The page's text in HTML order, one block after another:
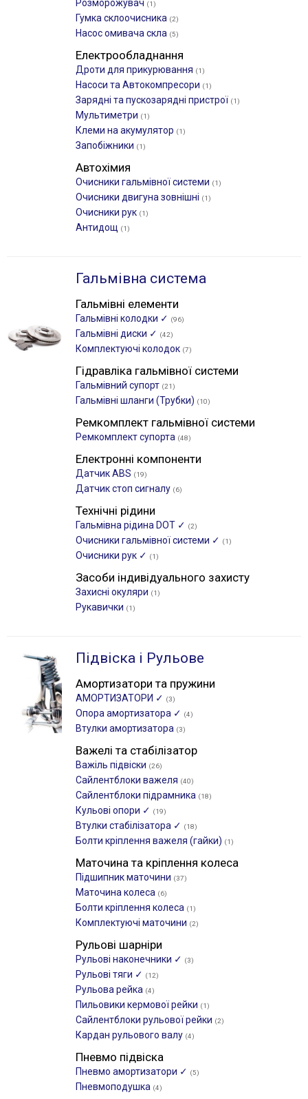
Розморожувач (1)
Гумка склоочисника (2)
Насос омивача скла (5)
Електрообладнання
Дроти для прикурювання (1)
Насоси та Автокомпресори (1)
Зарядні та пускозарядні пристрої (1)
Мультиметри (1)
Клеми на акумулятор (1)
Запобіжники (1)
Автохімия
Очисники гальмівної системи (1)
Очисники двигуна зовнішні (1)
Очисники рук (1)
Антидощ (1)
Гальмівна система
Гальмівні елементи
Гальмівні колодки ✓ (96)
Гальмівні диски ✓ (42)
Комплектуючі колодок (7)
Гідравліка гальмівної системи
Гальмівний супорт (21)
Гальмівні шланги (Трубки) (10)
Ремкомплект гальмівної системи
Ремкомплект супорта (48)
Електронні компоненти
Датчик ABS (19)
Датчик стоп сигналу (6)
Технічні рідини
Гальмівна рідина DOT ✓ (2)
Очисники гальмівної системи ✓ (1)
Очисники рук ✓ (1)
Засоби індивідуального захисту
Захисні окуляри (1)
Рукавички (1)
Підвіска і Рульове
Амортизатори та пружини
АМОРТИЗАТОРИ ✓ (3)
Опора амортизатора ✓ (4)
Втулки амортизатора (3)
Важелі та стабілізатор
Важіль підвіски (26)
Сайлентблоки важеля (40)
Сайлентблоки підрамника (18)
Кульові опори ✓ (19)
Втулки стабілізатора ✓ (18)
Болти кріплення важеля (гайки) (1)
Маточина та кріплення колеса
Підшипник маточини (37)
Маточина колеса (6)
Болти кріплення колеса (1)
Комплектуючі маточини (2)
Рульові шарніри
Рульові наконечники ✓ (3)
Рульові тяги ✓ (12)
Рульова рейка (4)
Пильовики кермової рейки (1)
Сайлентблоки рульової рейки (2)
Кардан рульового валу (4)
Пневмо підвіска
Пневмо амортизатори ✓ (5)
Пневмоподушка (4)